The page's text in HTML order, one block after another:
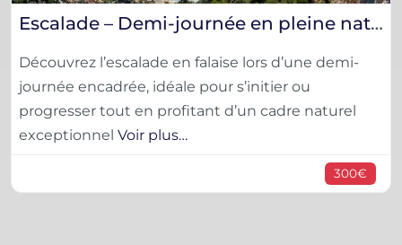
Escalade – Demi-journée en pleine nature sur la Côte d’Azur
Découvrez l’escalade en falaise lors d’une demi-
journée encadrée, idéale pour s’initier ou
progresser tout en profitant d’un cadre naturel
exceptionnel Voir plus…
300€